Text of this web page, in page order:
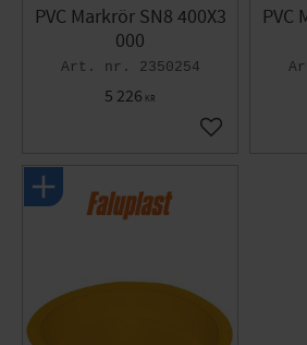
PVC Markrör SN8 400X3
000
2350254
5 226 KR
Gem som
PVC